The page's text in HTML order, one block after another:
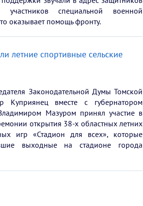
участников специальной военной
оказывает помощь фронту.
летние спортивные сельские
Законодательной Думы Томской
Куприянец вместе с губернатором
Мазуром принял участие в
открытия 38-х областных летних
игр «Стадион для всех», которые
выходные на стадионе города